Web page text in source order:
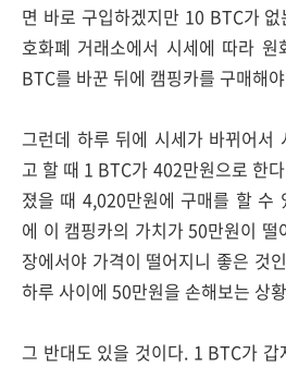
면 바로 구입하겠지만 10 BTC가
호화폐 거래소에서 시세에 따라
BTC를 바꾼 뒤에 캠핑카를 구매해
그런데 하루 뒤에 시세가 바뀌어서
고 할 때 1 BTC가 402만원으로 한
졌을 때 4,020만원에 구매를 할 수
에 이 캠핑카의 가치가 50만원이 떨
장에서야 가격이 떨어지니 좋은 것
하루 사이에 50만원을 손해보는 상
그 반대도 있을 것이다. 1 BTC가